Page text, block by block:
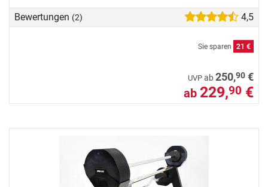
Bewertungen (2) 4,5
Sie sparen 21 €
UVP ab250,90 €
ab 229,90 €